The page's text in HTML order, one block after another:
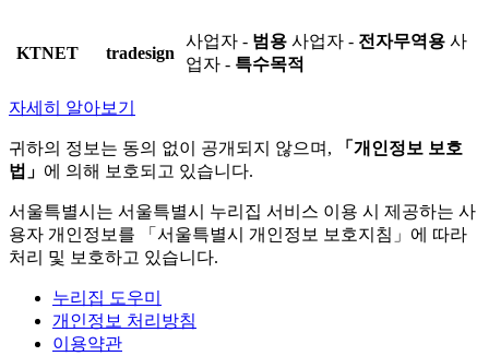
KTNET tradesign
사업자 - 범용 사업자 - 전자무역용 사
업자 - 특수목적
자세히 알아보기
귀하의 정보는 동의 없이 공개되지 않으며,
「개인정보 보호
법」 에 의해 보호되고 있습니다.
서울특별시는 서울특별시 누리집 서비스 이용 시 제공하는 사
용자 개인정보를 「서울특별시 개인정보 보호지침」에 따라
처리 및 보호하고 있습니다.
누리집 도우미
개인정보 처리방침
이용약관